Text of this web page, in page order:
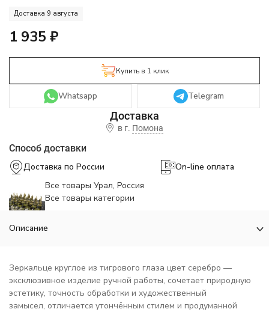
Доставка 9 августа
1 935 ₽
Купить в 1 клик
Whatsapp Telegram
в г. Помона
Способ доставки
Доставка по России
On-line оплата
Все товары Урал, Россия
Все товары категории
Описание
Зеркальце круглое из тигрового глаза цвет серебро —
эксклюзивное изделие ручной работы, сочетает природную
эстетику, точность обработки и художественный
замысел, отличается утончённым стилем и продуманной